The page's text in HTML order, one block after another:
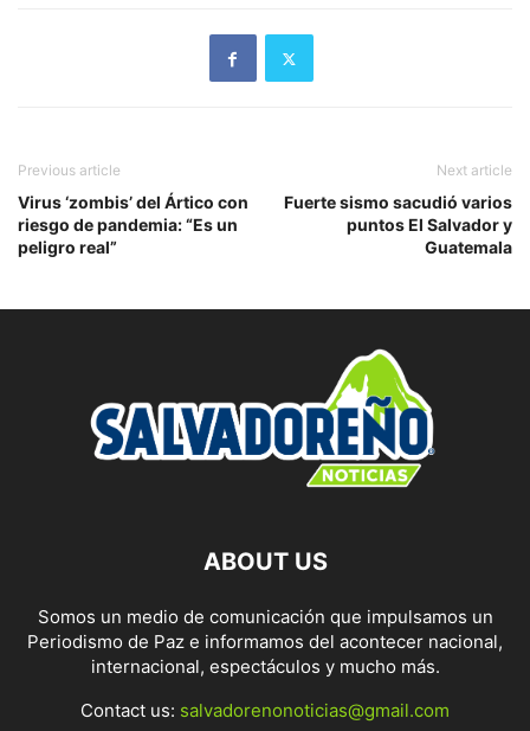
Previous article
Virus ‘zombis’ del Ártico con
riesgo de pandemia: “Es un
peligro real”
Next article
Fuerte sismo sacudió varios
puntos El Salvador y
Guatemala
ABOUT US
Somos un medio de comunicación que impulsamos un
Periodismo de Paz e informamos del acontecer nacional,
internacional, espectáculos y mucho más.
Contact us: salvadorenonoticias@gmail.com